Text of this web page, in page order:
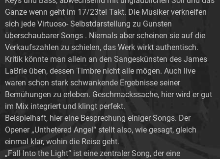
Ganze wenn geht im 17/23tel Takt. Die Musiker verkneifen
sich jede Virtuoso- Selbstdarstellung zu Gunsten
überschaubarer Songs . Niemals aber scheinen sie auf die
Verkaufszahlen zu schielen, das Werk wirkt authentisch.
Kritik könnte man allein an den Sangeskünsten des James
LaBrie üben, dessen Timbre nicht alle mögen. Auch live
waren schon stark schwankende Ergebnisse seiner
Bemühungen zu erleben. Geschmackssache, hier wird er gut
im Mix integriert und klingt perfekt.
Beispielhaft, hier eine Besprechung einiger Songs. Der
Opener „Unthetered Angel“ stellt also, wie gesagt, gleich
einmal klar, wohin die Reise geht.
„Fall Into the Light“ ist eine zentraler Song, der eine